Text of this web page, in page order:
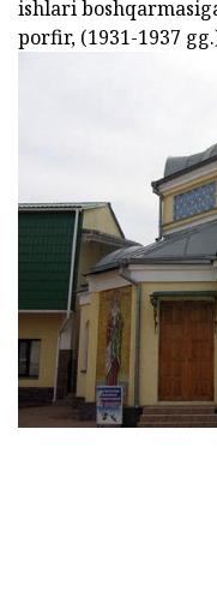
ishlari
porfir, (1931-1937